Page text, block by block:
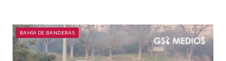
BAHÍA DE BANDERAS